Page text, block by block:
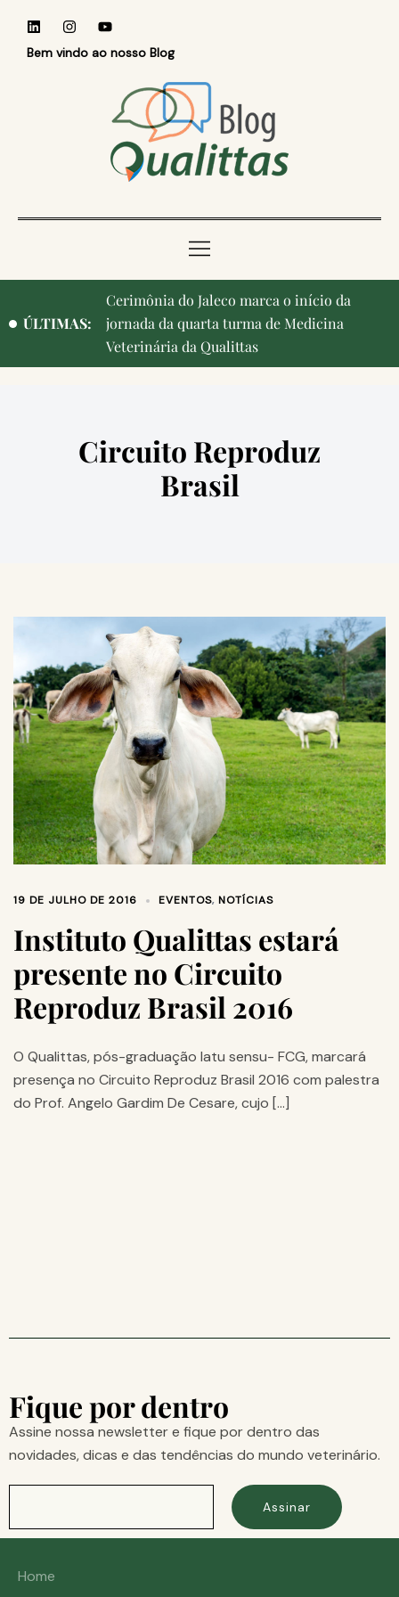
Bem vindo ao nosso Blog
ÚLTIMAS:
Cerimônia do Jaleco marca o início da
jornada da quarta turma de Medicina
Veterinária da Qualittas
Circuito Reproduz
Brasil
19 DE JULHO DE 2016 EVENTOS, NOTÍCIAS
Instituto Qualittas estará
presente no Circuito
Reproduz Brasil 2016
O Qualittas, pós-graduação latu sensu- FCG, marcará
presença no Circuito Reproduz Brasil 2016 com palestra
do Prof. Angelo Gardim De Cesare, cujo […]
Fique por dentro
Assine nossa newsletter e fique por dentro das
novidades, dicas e das tendências do mundo veterinário.
Assinar
Home